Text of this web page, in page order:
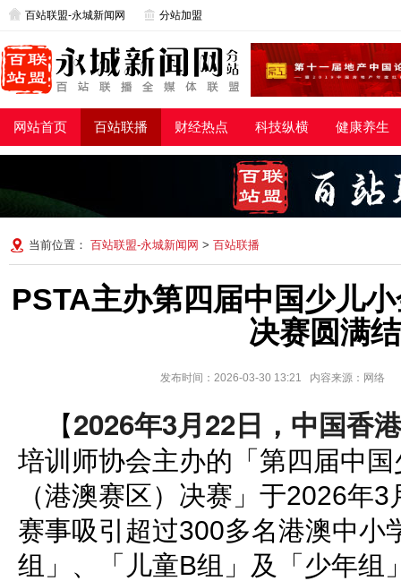
百站联盟-永城新闻网 分站加盟
网站首页 百站联播 财经热点 科技纵横 健康养生
当前位置： 百站联盟-永城新闻网 > 百站联播
PSTA主办第四届中国少儿
决赛圆满
发布时间：2026-03-30 13:21 内容来源：网络
【2026年3月22日，中国香港
培训师协会主办的「第四届中
（港澳赛区）决赛」于2026年
赛事吸引超过300多名港澳中小
组」、「儿童B组」及「少年组